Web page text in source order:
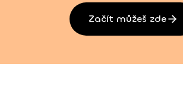
Začít můžeš zde